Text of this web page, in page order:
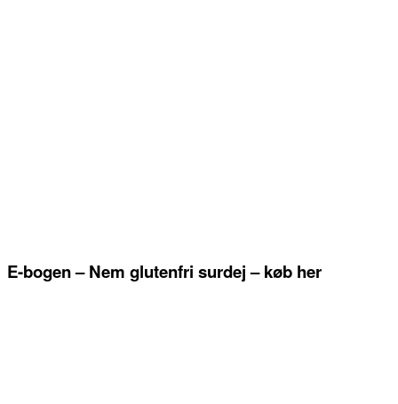
E-bogen – Nem glutenfri surdej – køb her